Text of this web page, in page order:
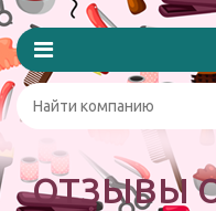
ОТЗЫВЫ